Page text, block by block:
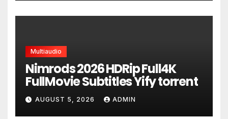
Multiaudio
Nimrods 2026 HDRip Full4K
FullMovie Subtitles Yify torrent
AUGUST 5, 2026 ADMIN